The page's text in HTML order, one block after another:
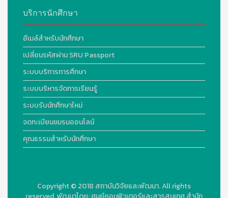
บริการนักศึกษา
อีเมล์สำหรับนักศึกษา
เปลี่ยนรหัสผ่าน SRU Passport
ระบบบริการการศึกษา
ระบบบริหารจัดการเรียนรู้
ระบบรับนักศึกษาใหม่
จดทะเบียนชมรมออนไลน์
คุณธรรมสำหรับนักศึกษา
Copyright © 2018 สถาบันวิจัยและพัฒนา. All rights